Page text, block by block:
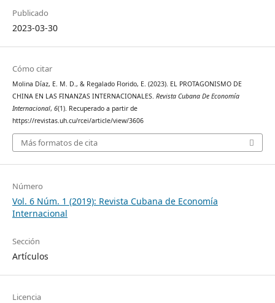
Publicado
2023-03-30
Cómo citar
Molina Díaz, E. M. D., & Regalado Florido, E. (2023). EL PROTAGONISMO DE
CHINA EN LAS FINANZAS INTERNACIONALES. Revista Cubana De Economía
Internacional, 6(1). Recuperado a partir de
https://revistas.uh.cu/rcei/article/view/3606
Más formatos de cita
Número
Vol. 6 Núm. 1 (2019): Revista Cubana de Economía
Internacional
Sección
Artículos
Licencia